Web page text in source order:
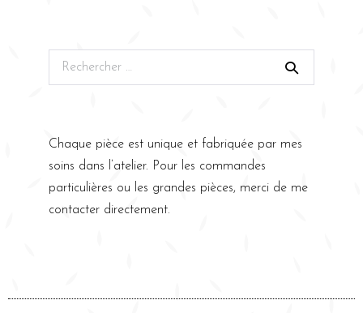
Chaque pièce est unique et fabriquée par mes
soins dans l’atelier. Pour les commandes
particulières ou les grandes pièces, merci de me
contacter directement.